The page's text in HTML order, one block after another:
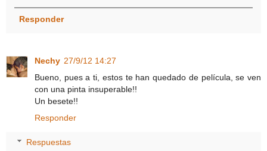
Responder
Nechy 27/9/12 14:27
Bueno, pues a ti, estos te han quedado de película, se ven
con una pinta insuperable!!
Un besete!!
Responder
Respuestas